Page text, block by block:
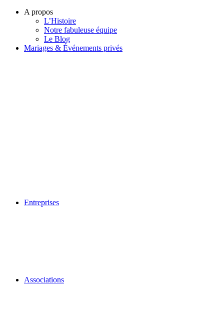
A propos
L’Histoire
Notre fabuleuse équipe
Le Blog
Mariages & Événements privés
Entreprises
Associations